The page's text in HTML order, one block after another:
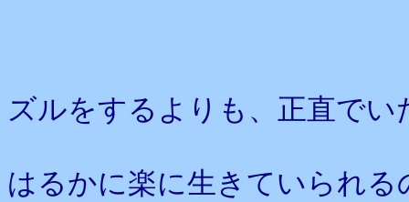
ズルをするよりも、正直でい
はるかに楽に生きていられ